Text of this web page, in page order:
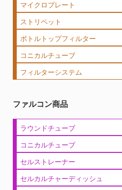
マイクロプレート
ストリペット
ボトルトップフィルター
コニカルチューブ
フィルターシステム
ファルコン商品
ラウンドチューブ
コニカルチューブ
セルストレーナー
セルカルチャーディッシュ